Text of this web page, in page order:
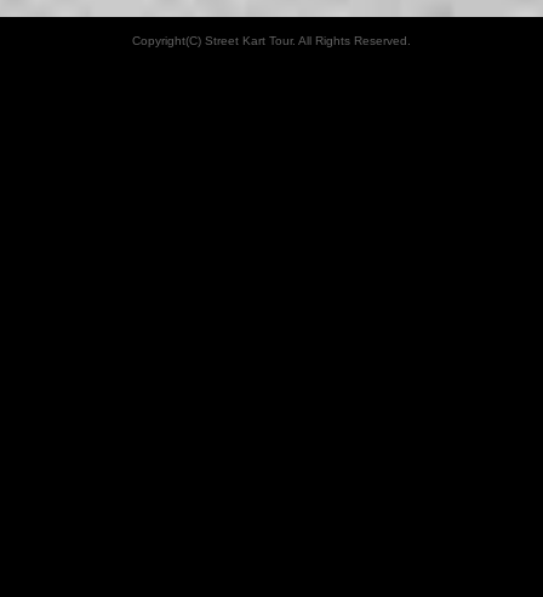
Copyright(C) Street Kart Tour. All Rights Reserved.